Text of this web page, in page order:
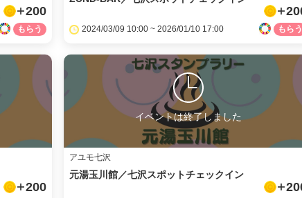
200
2024/03/09 10:00 ~ 2026/01/10 17:00
200
イベントは終了しました
アユモ七沢
元湯玉川館／七沢スポットチェックイン